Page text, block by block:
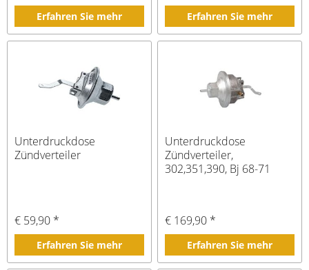
Erfahren Sie mehr Erfahren Sie mehr
Unterdruckdose
Zündverteiler
€ 59,90 *
Erfahren Sie mehr
Unterdruckdose
Zündverteiler,
302,351,390, Bj 68-71
€ 169,90 *
Erfahren Sie mehr